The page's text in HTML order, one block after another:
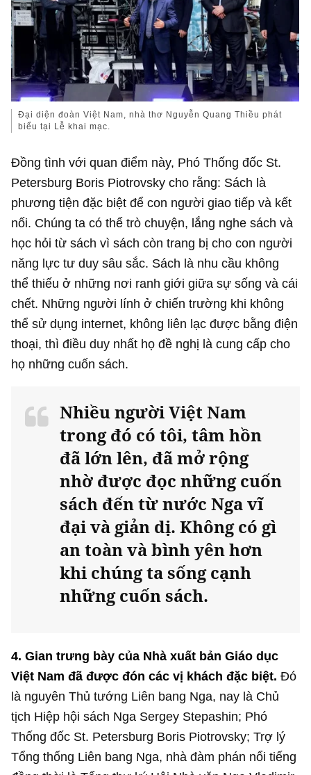
Đại diện đoàn Việt Nam, nhà thơ Nguyễn Quang Thiều phát
biểu tại Lễ khai mạc.
Đồng tình với quan điểm này, Phó Thống đốc St.
Petersburg Boris Piotrovsky cho rằng: Sách là
phương tiện đặc biệt để con người giao tiếp và kết
nối. Chúng ta có thể trò chuyện, lắng nghe sách và
học hỏi từ sách vì sách còn trang bị cho con người
năng lực tư duy sâu sắc. Sách là nhu cầu không
thể thiếu ở những nơi ranh giới giữa sự sống và cái
chết. Những người lính ở chiến trường khi không
thể sử dụng internet, không liên lạc được bằng điện
thoại, thì điều duy nhất họ đề nghị là cung cấp cho
họ những cuốn sách.
Nhiều người Việt Nam
trong đó có tôi, tâm hồn
đã lớn lên, đã mở rộng
nhờ được đọc những cuốn
sách đến từ nước Nga vĩ
đại và giản dị. Không có gì
an toàn và bình yên hơn
khi chúng ta sống cạnh
những cuốn sách.
4.Gian trưng bày của Nhà xuất bản Giáo dục
Việt Nam đã được đón các vị khách đặc biệt.Đó
là nguyên Thủ tướng Liên bang Nga, nay là Chủ
tịch Hiệp hội sách Nga Sergey Stepashin; Phó
Thống đốc St. Petersburg Boris Piotrovsky; Trợ lý
Tổng thống Liên bang Nga, nhà đàm phán nổi tiếng